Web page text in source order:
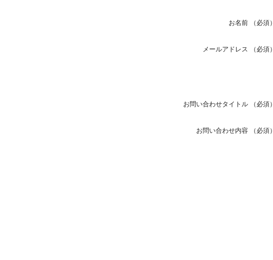
お名前 （必須）
メールアドレス （必須）
お問い合わせタイトル （必須）
お問い合わせ内容 （必須）